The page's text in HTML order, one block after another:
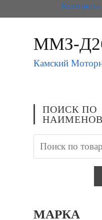
Контакты
ММЗ-
Камский
ПОИСК ПО
МАРКА